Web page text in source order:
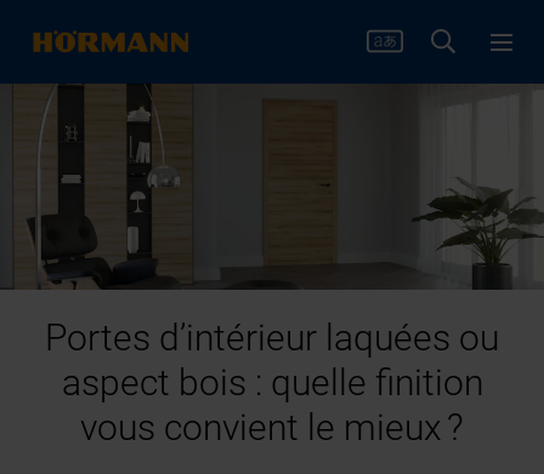
Portes d’intérieur laquées ou
aspect bois : quelle finition
vous convient le mieux ?